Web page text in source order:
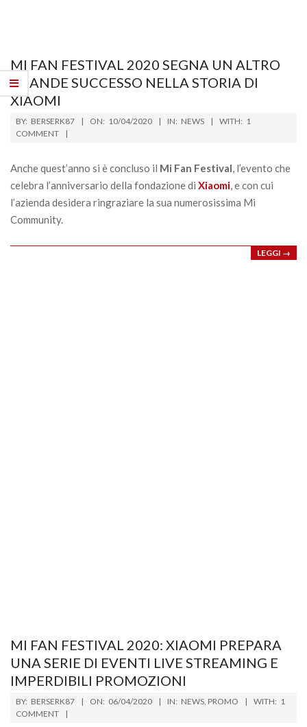
MI FAN FESTIVAL 2020 SEGNA UN ALTRO
GRANDE SUCCESSO NELLA STORIA DI
XIAOMI
2020-
04-
BY: BERSERK87 ON: 10/04/2020 IN: NEWS WITH: 1
COMMENT
Anche quest’anno si è concluso il Mi Fan Festival, l’evento che
celebra l’anniversario della fondazione di Xiaomi, e con cui
l’azienda desidera ringraziare la sua numerosissima Mi
Community.
LEGGI →
MI FAN FESTIVAL 2020: XIAOMI PREPARA
UNA SERIE DI EVENTI LIVE STREAMING E
IMPERDIBILI PROMOZIONI
2020-
04-
BY: BERSERK87 ON: 06/04/2020 IN: NEWS, PROMO WITH: 1
COMMENT